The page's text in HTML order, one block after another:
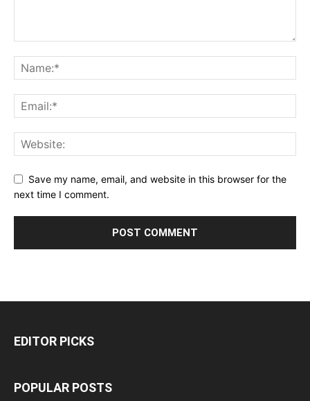
Save my name, email, and website in this browser for the
next time I comment.
EDITOR PICKS
POPULAR POSTS